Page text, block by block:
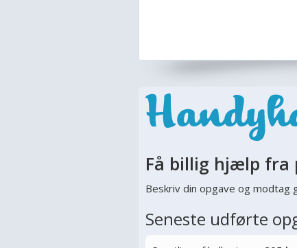
Få billig hjælp fra
Beskriv din opgave og modtag
Seneste udførte